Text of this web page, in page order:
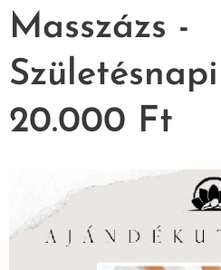
Masszázs -
20.000 Ft